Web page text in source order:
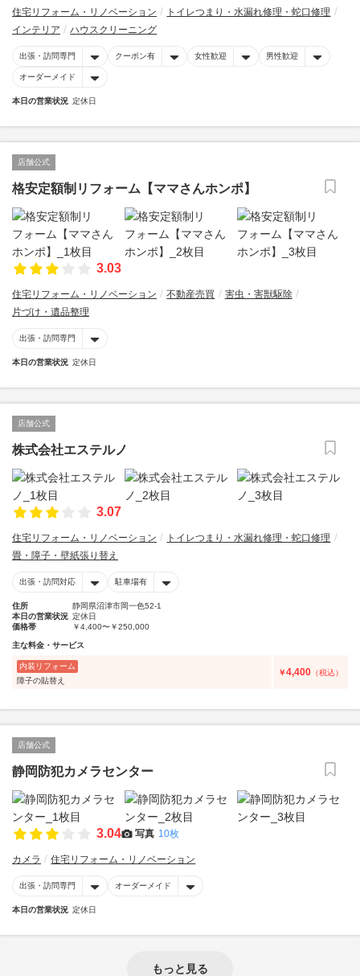
住宅リフォーム・リノベーション
トイレつまり・水漏れ修理・蛇口修理
インテリア
ハウスクリーニング
出張・訪問専門 クーポン有 女性歓迎 男性歓迎
オーダーメイド
本日の営業状況 定休日
店舗公式
格安定額制リフォーム【ママさんホンポ】
3.03
住宅リフォーム・リノベーション 不動産売買
害虫・害獣駆除
片づけ・遺品整理
出張・訪問専門
本日の営業状況 定休日
店舗公式
株式会社エステルノ
3.07
住宅リフォーム・リノベーション
トイレつまり・水漏れ修理・蛇口修理
畳・障子・壁紙張り替え
出張・訪問対応 駐車場有
住所
静岡県沼津市岡一色52-1
本日の営業状況 定休日
価格帯
￥4,400〜￥250,000
主な料金・サービス
内装リフォーム
障子の貼替え
￥4,400 （税込）
店舗公式
静岡防犯カメラセンター
3.04 写真 10枚
カメラ 住宅リフォーム・リノベーション
出張・訪問専門 オーダーメイド
本日の営業状況 定休日
もっと見る